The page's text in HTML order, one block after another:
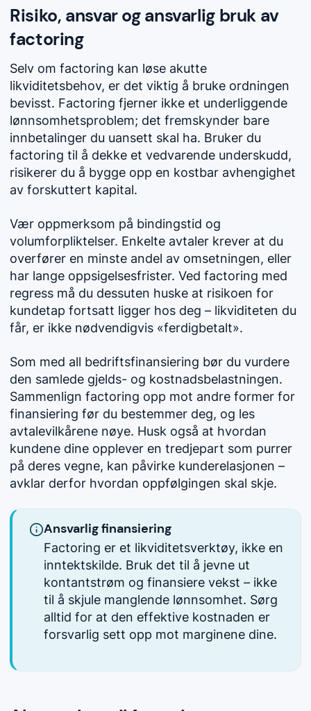
Risiko, ansvar og ansvarlig bruk av
factoring
Selv om factoring kan løse akutte
likviditetsbehov, er det viktig å bruke ordningen
bevisst. Factoring fjerner ikke et underliggende
lønnsomhetsproblem; det fremskynder bare
innbetalinger du uansett skal ha. Bruker du
factoring til å dekke et vedvarende underskudd,
risikerer du å bygge opp en kostbar avhengighet
av forskuttert kapital.
Vær oppmerksom på bindingstid og
volumforpliktelser. Enkelte avtaler krever at du
overfører en minste andel av omsetningen, eller
har lange oppsigelsesfrister. Ved factoring med
regress må du dessuten huske at risikoen for
kundetap fortsatt ligger hos deg – likviditeten du
får, er ikke nødvendigvis «ferdigbetalt».
Som med all bedriftsfinansiering bør du vurdere
den samlede gjelds- og kostnadsbelastningen.
Sammenlign factoring opp mot andre former for
finansiering før du bestemmer deg, og les
avtalevilkårene nøye. Husk også at hvordan
kundene dine opplever en tredjepart som purrer
på deres vegne, kan påvirke kunderelasjonen –
avklar derfor hvordan oppfølgingen skal skje.
Ansvarlig finansiering
Factoring er et likviditetsverktøy, ikke en
inntektskilde. Bruk det til å jevne ut
kontantstrøm og finansiere vekst – ikke
til å skjule manglende lønnsomhet. Sørg
alltid for at den effektive kostnaden er
forsvarlig sett opp mot marginene dine.